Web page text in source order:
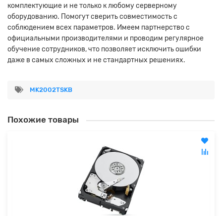
комплектующие и не только к любому серверному
оборудованию. Помогут сверить совместимость с
соблюдением всех параметров. Имеем партнерство с
официальными производителями и проводим регулярное
обучение сотрудников, что позволяет исключить ошибки
даже в самых сложных и не стандартных решениях.
MK2002TSKB
Похожие товары